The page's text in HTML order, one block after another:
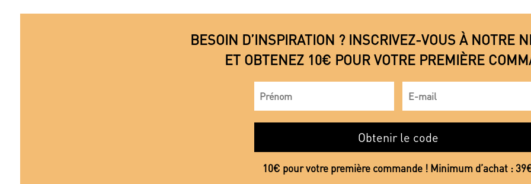
BESOIN D’INSPIRATION ? INSCRIVEZ-VOUS À NOTRE
ET OBTENEZ 10€ POUR VOTRE PREMIÈRE
Obtenir le code
10€ pour votre première commande ! Minimum d’achat :